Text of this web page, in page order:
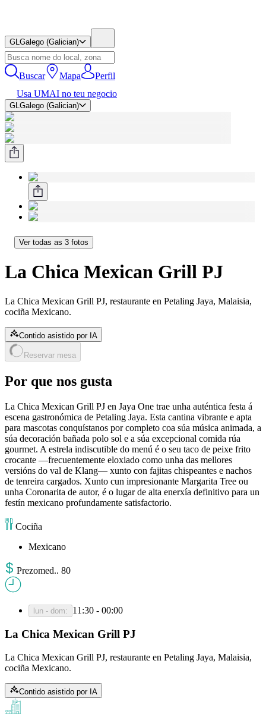
GLGalego (Galician)
Buscar Mapa
Perfil
Usa UMAI no teu negocio
GLGalego (Galician)
Ver todas as 3 fotos
La Chica Mexican Grill PJ
La Chica Mexican Grill PJ, restaurante en Petaling Jaya, Malaisia,
cociña Mexicano.
Contido asistido por IA
Reservar mesa
Por que nos gusta
La Chica Mexican Grill PJ en Jaya One trae unha auténtica festa á
escena gastronómica de Petaling Jaya. Esta cantina vibrante e apta
para mascotas conquístanos por completo coa súa música animada, a
súa decoración bañada polo sol e a súa excepcional comida rúa
gourmet. A estrela indiscutible do menú é o seu taco de peixe frito
crocante —frecuentemente eloxiado como unha das mellores
versións do val de Klang— xunto con fajitas chispeantes e nachos
de tenreira cargados. Xunto cun impresionante Margarita Tree ou
unha Coronarita de autor, é o lugar de alta enerxía definitivo para un
festín mexicano profundamente satisfactorio.
Cociña
Mexicano
Prezomed.. 80
lun - dom: 11:30 - 00:00
La Chica Mexican Grill PJ
La Chica Mexican Grill PJ, restaurante en Petaling Jaya, Malaisia,
cociña Mexicano.
Contido asistido por IA